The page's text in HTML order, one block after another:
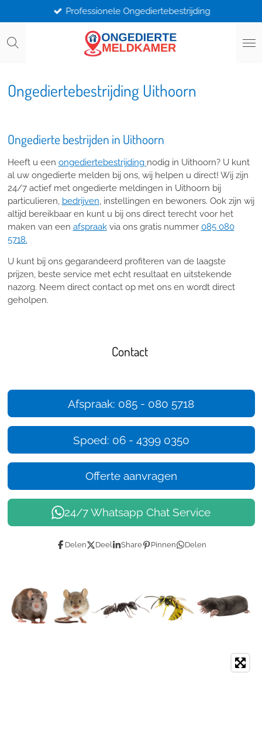
direct
naar
Professionele Ongediertebestrijding
Ongediertebestrijding Uithoorn
Ongedierte bestrijden in Uithoorn
Heeft u een ongediertebestrijding nodig in Uithoorn? U kunt
al uw ongedierte melden bij ons, wij helpen u direct! Wij zijn
24/7 actief met ongedierte meldingen in Uithoorn bij
particulieren, bedrijven, instellingen en bewoners. Ook zijn wij
altijd bereikbaar en kunt u bij ons direct terecht voor het
maken van een afspraakvia ons gratis nummer 085 080
5718.
U kunt bij ons gegarandeerd profiteren van de laagste
prijzen, beste service met echt resultaat en uitstekende
nazorg. Neem direct contact op met ons en wordt direct
geholpen.
Contact
Afspraak: 085 - 080 5718
Spoed: 06 - 4399 0350
Offerte aanvragen
24/7 Whatsapp Chat Service
Delen Deel Share Pinnen Delen